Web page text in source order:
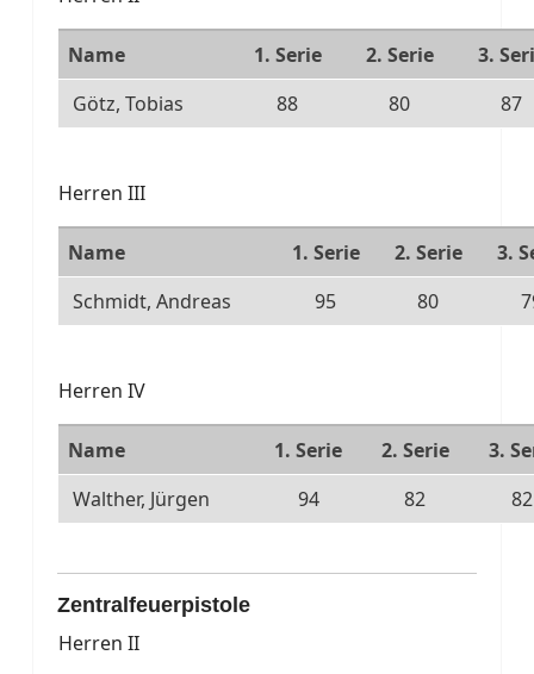
Name 1. Serie 2. Serie
3.
Götz, Tobias
88 80 87
Herren III
Name 1. Serie 2. Serie
3.
Schmidt, Andreas
95 80
Herren IV
Name 1. Serie 2. Serie
3.
Walther, Jürgen
94 82 82
Zentralfeuerpistole
Herren II